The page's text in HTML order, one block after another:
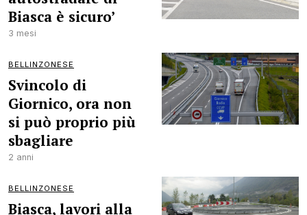
Biasca è sicuro’
3 mesi
BELLINZONESE
Svincolo di
Giornico, ora non
si può proprio più
sbagliare
2 anni
BELLINZONESE
Biasca, lavori alla